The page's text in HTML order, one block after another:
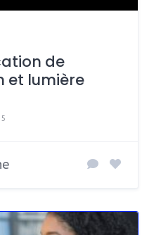
de
et lumière